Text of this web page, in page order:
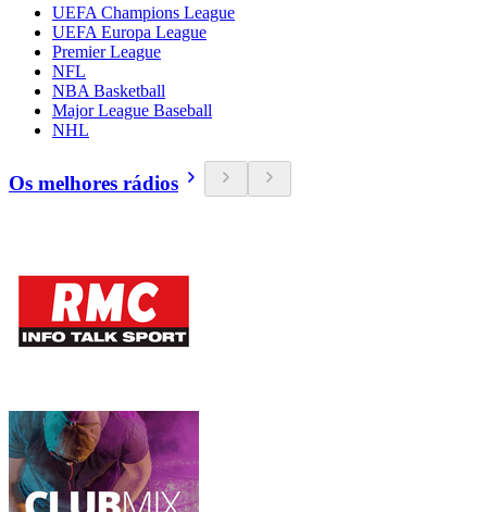
UEFA Champions League
UEFA Europa League
Premier League
NFL
NBA Basketball
Major League Baseball
NHL
Os melhores rádios